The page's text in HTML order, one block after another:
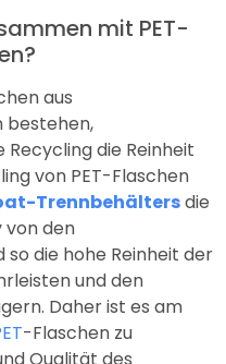
mit PET-
aus
bestehen,
die Reinheit
von PET-Flaschen
Trennbehältersdie
von den
die hohe Reinheit der
und den
Daher ist es am
-Flaschen zu
Qualität des